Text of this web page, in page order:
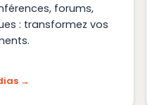
forums,
: transformez vos